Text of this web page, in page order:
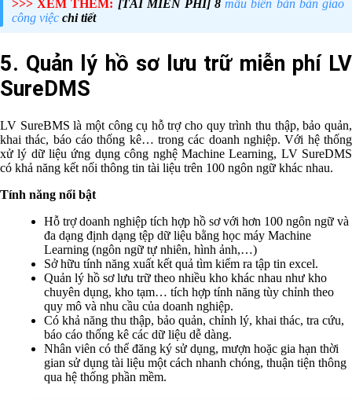
>>> XEM THÊM: [TẢI MIỄN PHÍ] 8mẫu biên bản bàn giao
công việc chi tiết
5. Quản lý hồ sơ lưu trữ miễn phí LV
SureDMS
LV SureBMS là một công cụ hỗ trợ cho quy trình thu thập, bảo quản,
khai thác, báo cáo thống kê… trong các doanh nghiệp. Với hệ thống
xử lý dữ liệu ứng dụng công nghệ Machine Learning, LV SureDMS
có khả năng kết nối thông tin tài liệu trên 100 ngôn ngữ khác nhau.
Tính năng nổi bật
Hỗ trợ doanh nghiệp tích hợp hồ sơ với hơn 100 ngôn ngữ và
đa dạng định dạng tệp dữ liệu bằng học máy Machine
Learning (ngôn ngữ tự nhiên, hình ảnh,…)
Sở hữu tính năng xuất kết quả tìm kiếm ra tập tin excel.
Quản lý hồ sơ lưu trữ theo nhiều kho khác nhau như kho
chuyên dụng, kho tạm​… tích hợp tính năng tùy chỉnh theo
quy mô và nhu cầu của doanh nghiệp.
Có khả năng thu thập, bảo quản, chỉnh lý, khai thác, tra cứu,
báo cáo thống kê các dữ liệu dễ dàng.
Nhân viên có thể đăng ký sử dụng, mượn hoặc gia hạn thời
gian sử dụng tài liệu một cách nhanh chóng, thuận tiện thông
qua hệ thống phần mềm.